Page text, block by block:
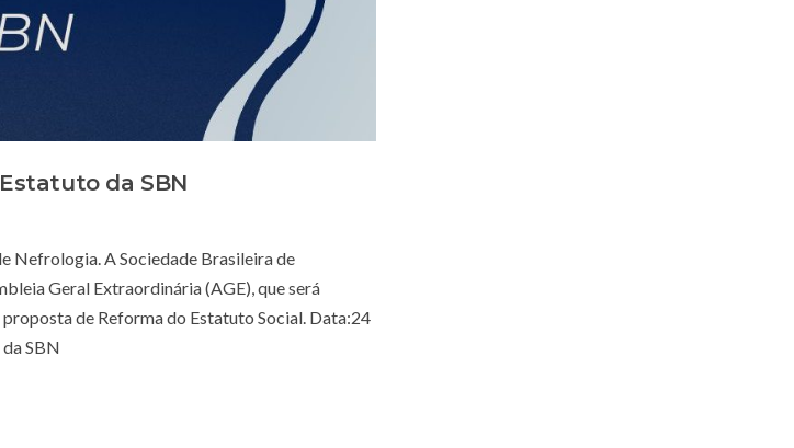
da SBN
Nefrologia. A Sociedade Brasileira de
Geral Extraordinária (AGE), que será
de Reforma do Estatuto Social. Data:24
SBN